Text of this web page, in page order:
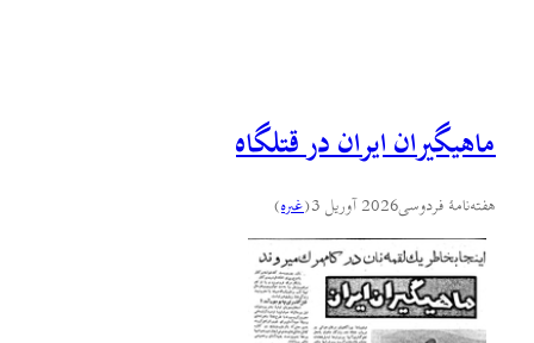
ماهیگیران ايران در قتلگاه
هفته‌نامهٔ فردوسی2026 آوریل 3 (غىره)